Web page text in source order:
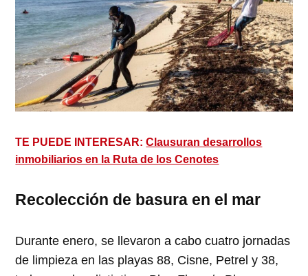
TE PUEDE INTERESAR:Clausuran desarrollos
inmobiliarios en la Ruta de los Cenotes
Recolección de basura en el mar
Durante enero, se llevaron a cabo cuatro jornadas
de limpieza en las playas 88, Cisne, Petrel y 38,